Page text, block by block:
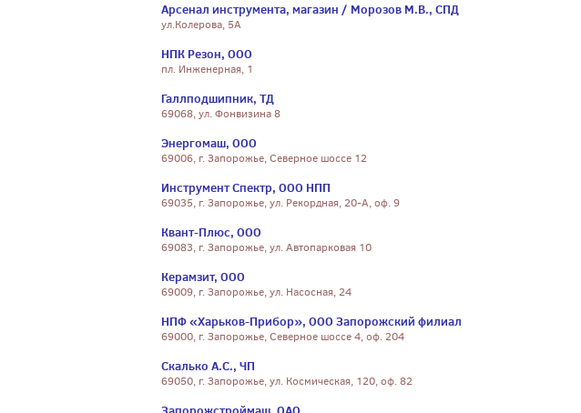
Арсенал инструмента, магазин / Морозов М.В., СПД
ул.Колерова, 5А
НПК Резон, ООО
пл. Инженерная, 1
Галлподшипник, ТД
69068, ул. Фонвизина 8
Энергомаш, ООО
69006, г. Запорожье, Северное шоссе 12
Инструмент Спектр, ООО НПП
69035, г. Запорожье, ул. Рекордная, 20-А, оф. 9
Квант-Плюс, ООО
69083, г. Запорожье, ул. Автопарковая 10
Керамзит, ООО
69009, г. Запорожье, ул. Насосная, 24
НПФ «Харьков-Прибор», ООО Запорожский филиал
69000, г. Запорожье, Северное шоссе 4, оф. 204
Скалько А.С., ЧП
69050, г. Запорожье, ул. Космическая, 120, оф. 82